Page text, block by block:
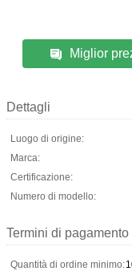
Miglior
Dettagli
Luogo di origine:
Marca:
Certificazione:
Numero di modello:
Termini di
Quantità di ordine minimo: